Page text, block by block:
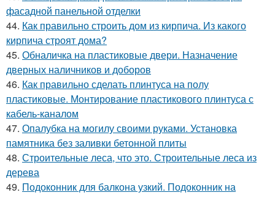
фасадной панельной отделки
44. Как правильно строить дом из кирпича. Из какого
кирпича строят дома?
45. Обналичка на пластиковые двери. Назначение
дверных наличников и доборов
46. Как правильно сделать плинтуса на полу
пластиковые. Монтирование пластикового плинтуса с
кабель-каналом
47. Опалубка на могилу своими руками. Установка
памятника без заливки бетонной плиты
48. Строительные леса, что это. Строительные леса из
дерева
49. Подоконник для балкона узкий. Подоконник на